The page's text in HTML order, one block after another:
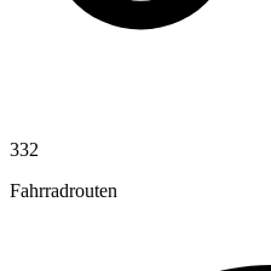
332
Fahrradrouten